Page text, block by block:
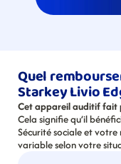
Quel
Starkey Livio
Cet appareil auditif fait
Cela signifie qu’il
Sécurité sociale et votre
variable selon votre